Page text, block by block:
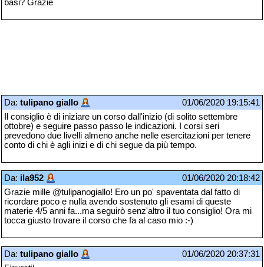
basi? Grazie
Da: tulipano giallo
01/06/2020 19:15:41
Il consiglio è di iniziare un corso dall'inizio (di solito settembre
ottobre) e seguire passo passo le indicazioni. I corsi seri
prevedono due livelli almeno anche nelle esercitazioni per tenere
conto di chi è agli inizi e di chi segue da più tempo.
Da: ila952
01/06/2020 20:18:42
Grazie mille @tulipanogiallo! Ero un po' spaventata dal fatto di
ricordare poco e nulla avendo sostenuto gli esami di queste
materie 4/5 anni fa...ma seguirò senz'altro il tuo consiglio! Ora mi
tocca giusto trovare il corso che fa al caso mio :-)
Da: tulipano giallo
01/06/2020 20:37:31